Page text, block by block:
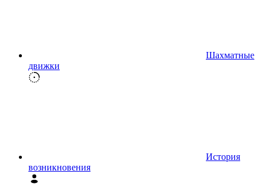
Шахматные
движки
История
возникновения